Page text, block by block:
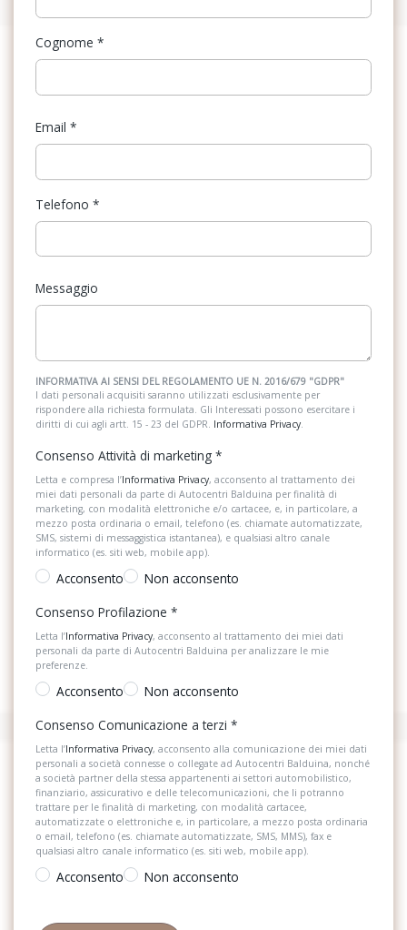
Cognome *
Email *
Telefono *
Messaggio
INFORMATIVA AI SENSI DEL REGOLAMENTO UE N. 2016/679 "GDPR"
I dati personali acquisiti saranno utilizzati esclusivamente per
rispondere alla richiesta formulata. Gli Interessati possono esercitare i
diritti di cui agli artt. 15 - 23 del GDPR. Informativa Privacy.
Consenso Attività di marketing *
Letta e compresa l’Informativa Privacy, acconsento al trattamento dei
miei dati personali da parte di Autocentri Balduina per finalità di
marketing, con modalità elettroniche e/o cartacee, e, in particolare, a
mezzo posta ordinaria o email, telefono (es. chiamate automatizzate,
SMS, sistemi di messaggistica istantanea), e qualsiasi altro canale
informatico (es. siti web, mobile app).
Acconsento
Non acconsento
Consenso Profilazione *
Letta l’Informativa Privacy, acconsento al trattamento dei miei dati
personali da parte di Autocentri Balduina per analizzare le mie
preferenze.
Acconsento
Non acconsento
Consenso Comunicazione a terzi *
Letta l’Informativa Privacy, acconsento alla comunicazione dei miei dati
personali a società connesse o collegate ad Autocentri Balduina, nonché
a società partner della stessa appartenenti ai settori automobilistico,
finanziario, assicurativo e delle telecomunicazioni, che li potranno
trattare per le finalità di marketing, con modalità cartacee,
automatizzate o elettroniche e, in particolare, a mezzo posta ordinaria
o email, telefono (es. chiamate automatizzate, SMS, MMS), fax e
qualsiasi altro canale informatico (es. siti web, mobile app).
Acconsento Non acconsento